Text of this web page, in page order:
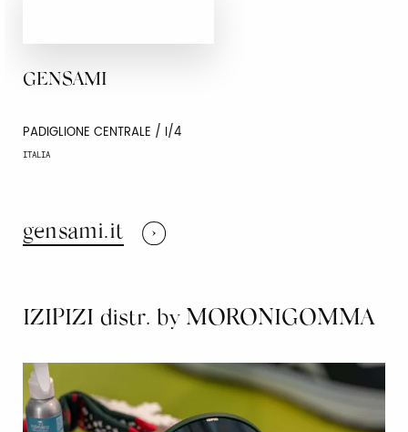
GENSAMI
PADIGLIONE CENTRALE / I/4
ITALIA
gensami.it
IZIPIZI distr. by MORONIGOMMA